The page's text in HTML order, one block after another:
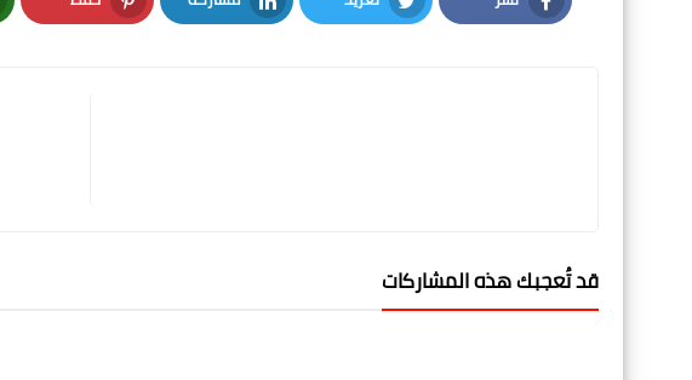
Facebook
Twitter
LinkedIn
Pinterest
قد تُعجبك هذه المشاركات